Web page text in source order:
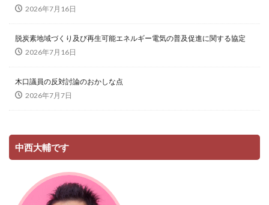
2026年7月16日
脱炭素地域づくり及び再生可能エネルギー電気の普及促進に関する協定
2026年7月16日
木口議員の反対討論のおかしな点
2026年7月7日
中西大輔です